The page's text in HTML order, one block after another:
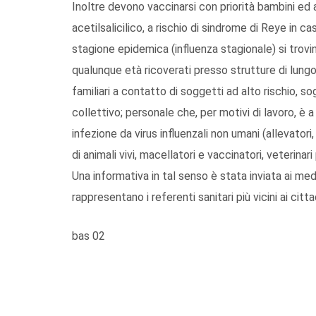
Inoltre devono vaccinarsi con priorità bambini
acetilsalicilico, a rischio di sindrome di Reye in
stagione epidemica (influenza stagionale) si
qualunque età ricoverati presso strutture di
familiari a contatto di soggetti ad alto rischio,
collettivo; personale che, per motivi di lavoro,
infezione da virus influenzali non umani
di animali vivi, macellatori e vaccinatori, veterinari
Una informativa in tal senso è stata inviata ai
rappresentano i referenti sanitari più vicini ai
bas 02